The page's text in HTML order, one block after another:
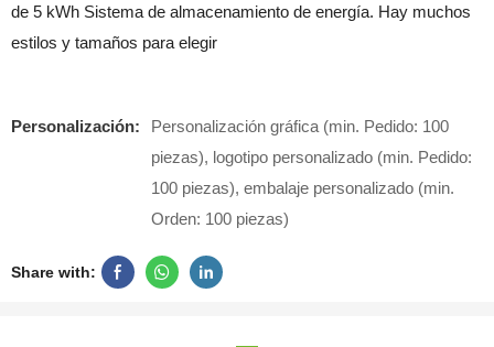
de 5 kWh Sistema de almacenamiento de energía. Hay muchos
estilos y tamaños para elegir
Personalización:
Personalización gráfica (min. Pedido: 100
piezas), logotipo personalizado (min. Pedido:
100 piezas), embalaje personalizado (min.
Orden: 100 piezas)
Share with: